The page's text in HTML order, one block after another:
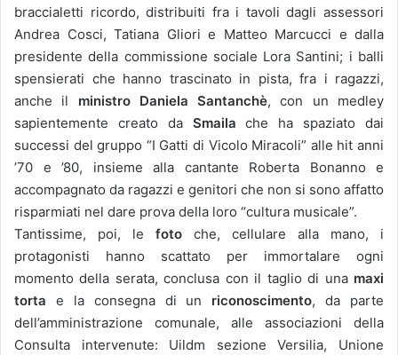
braccialetti ricordo, distribuiti fra i tavoli dagli assessori
Andrea Cosci, Tatiana Gliori e Matteo Marcucci e dalla
presidente della commissione sociale Lora Santini; i balli
spensierati che hanno trascinato in pista, fra i ragazzi,
anche il ministro Daniela Santanchè, con un medley
sapientemente creato da Smaila che ha spaziato dai
successi del gruppo “I Gatti di Vicolo Miracoli” alle hit anni
’70 e ’80, insieme alla cantante Roberta Bonanno e
accompagnato da ragazzi e genitori che non si sono affatto
risparmiati nel dare prova della loro “cultura musicale”.
Tantissime, poi, le foto che, cellulare alla mano, i
protagonisti hanno scattato per immortalare ogni
momento della serata, conclusa con il taglio di una maxi
torta e la consegna di un riconoscimento, da parte
dell’amministrazione comunale, alle associazioni della
Consulta intervenute: Uildm sezione Versilia, Unione